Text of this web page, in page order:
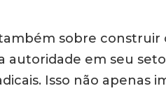
sobre
em seu
Isso não apenas